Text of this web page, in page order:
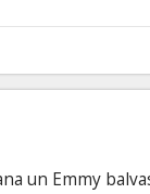
Agra Lieģe-
un rakstnieks
muzejs”
un Emmy